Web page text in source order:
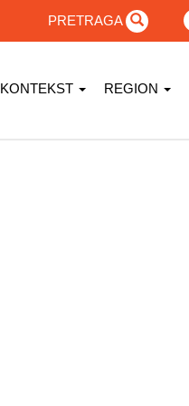
PRETRAGA
KONTEKST REGION